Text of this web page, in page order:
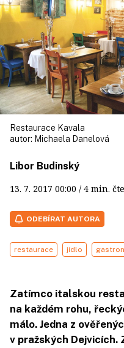
Restaurace Kavala
autor: Michaela Danelová
Libor Budinský
13. 7. 2017 00:00 / 4 min.
ODEBÍRAT AUTORA
restaurace jídlo
Zatímco italskou
na každém rohu,
málo. Jedna z
v pražských Dejvicích.